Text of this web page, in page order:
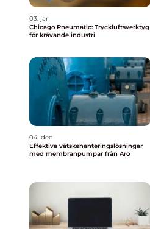
03. jan
Chicago Pneumatic: Tryckluftsverktyg
för krävande industri
04. dec
Effektiva vätskehanteringslösningar
med membranpumpar från Aro